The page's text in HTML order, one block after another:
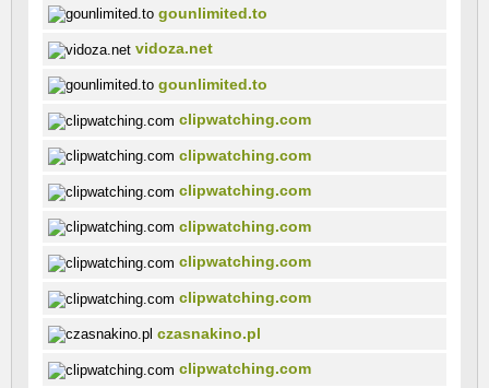
gounlimited.to
vidoza.net
gounlimited.to
clipwatching.com
clipwatching.com
clipwatching.com
clipwatching.com
clipwatching.com
clipwatching.com
czasnakino.pl
clipwatching.com